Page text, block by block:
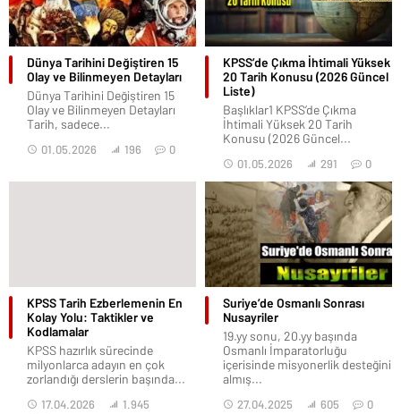
Dünya Tarihini Değiştiren 15
Olay ve Bilinmeyen Detayları
Dünya Tarihini Değiştiren 15
Olay ve Bilinmeyen Detayları
Tarih, sadece...
01.05.2026 196 0
KPSS’de Çıkma İhtimali Yüksek
20 Tarih Konusu (2026 Güncel
Liste)
Başlıklar1 KPSS’de Çıkma
İhtimali Yüksek 20 Tarih
Konusu (2026 Güncel...
01.05.2026 291 0
KPSS Tarih Ezberlemenin En
Kolay Yolu: Taktikler ve
Kodlamalar
KPSS hazırlık sürecinde
milyonlarca adayın en çok
zorlandığı derslerin başında...
17.04.2026
1.945
Suriye’de Osmanlı Sonrası
Nusayriler
19.yy sonu, 20.yy başında
Osmanlı İmparatorluğu
içerisinde misyonerlik desteğini
almış...
27.04.2025 605 0